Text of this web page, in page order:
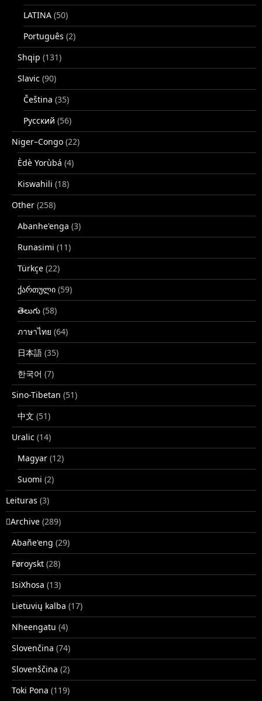
LATINA (50)
Português (2)
Shqip (131)
Slavic (90)
Čeština (35)
Русский (56)
Niger–Congo (22)
Èdè Yorùbá (4)
Kiswahili (18)
Other (258)
Abanhe'enga (3)
Runasimi (11)
Türkçe (22)
ქართული (59)
తెలుగు (58)
ภาษาไทย (64)
日本語 (35)
한국어 (7)
Sino-Tibetan (51)
中文 (51)
Uralic (14)
Magyar (12)
Suomi (2)
Leituras (3)
􏿽Archive (289)
Abañe'eng (29)
Føroyskt (28)
IsiXhosa (13)
Lietuvių kalba (17)
Nheengatu (4)
Slovenčina (74)
Slovenščina (2)
Toki Pona (119)